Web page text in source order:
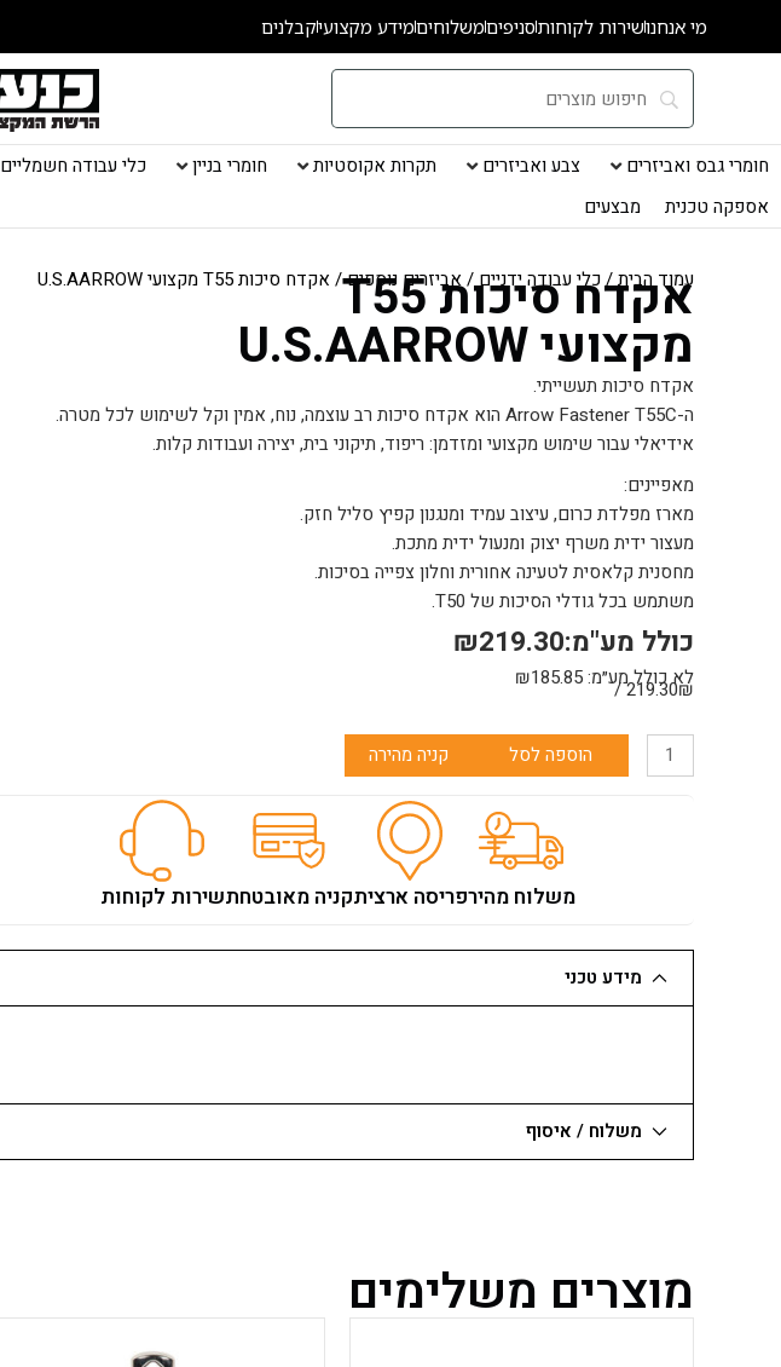
מי אנחנושירות לקוחותסניפיםמשלוחיםמידע מקצועיקבלנים
חומרי גבס ואביזרים צבע ואביזרים תקרות אקוסטיות חומרי בניין כלי עבודה חשמליים
אספקה טכנית
מבצעים
עמוד הבית/כלי עבודה ידניים/אביזרים נוספים/ אקדח סיכות T55 מקצועי U.S.AARROWאקדח סיכות T55
מקצועי U.S.AARROW
אקדח סיכות תעשייתי.
ה-Arrow Fastener T55C הוא אקדח סיכות רב עוצמה, נוח, אמין וקל לשימוש לכל מטרה.
אידיאלי עבור שימוש מקצועי ומזדמן: ריפוד, תיקוני בית, יצירה ועבודות קלות.
מאפיינים:
מארז מפלדת כרום, עיצוב עמיד ומנגנון קפיץ סליל חזק.
מעצור ידית משרף יצוק ומנעול ידית מתכת.
מחסנית קלאסית לטעינה אחורית וחלון צפייה בסיכות.
משתמש בכל גודלי הסיכות של T50.
₪219.30כולל מע"מ:
לא כולל מע״מ: ₪185.85
219.30₪ /
כמות
הוספה לסל קניה מהירה
משלוח מהירפריסה ארציתקניה מאובטחתשירות לקוחות
מידע טכני
משלוח / איסוף
מוצרים משלימים
זה